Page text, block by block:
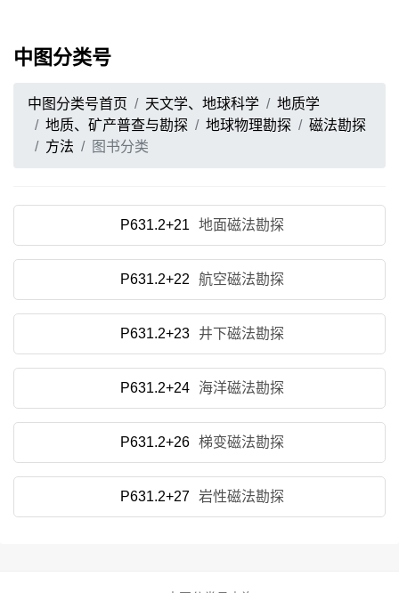
中图分类号
中图分类号首页 天文学、地球科学
地质学
地质、矿产普查与勘探
地球物理勘探
磁法勘探
方法
图书分类
P631.2+21 地面磁法勘探
P631.2+22 航空磁法勘探
P631.2+23 井下磁法勘探
P631.2+24 海洋磁法勘探
P631.2+26 梯变磁法勘探
P631.2+27 岩性磁法勘探